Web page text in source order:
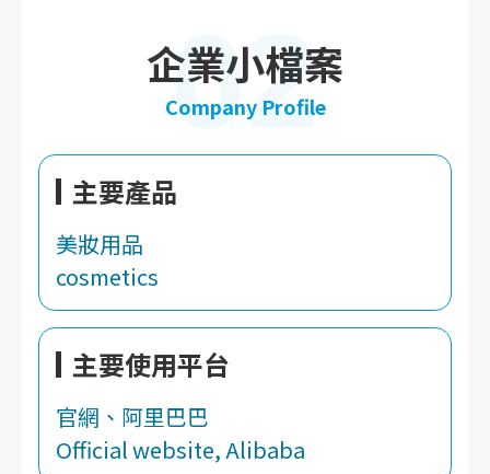
02
企業小檔案
Company Profile
主要產品
美妝用品
cosmetics
主要使用平台
官網、阿里巴巴
Official website, Alibaba